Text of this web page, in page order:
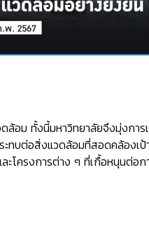
ล้อม ทั้งนี้มหาวิทยาลัยจึงมุ่งกา
ทบต่อสิ่งแวดล้อมที่สอดคล้อง
ะโครงการต่าง ๆ ที่เกื้อหนุน